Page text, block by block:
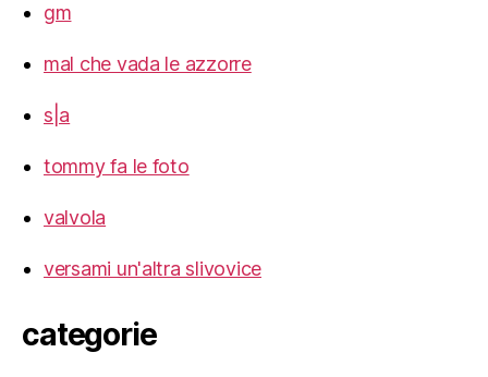
gm
mal che vada le azzorre
s|a
tommy fa le foto
valvola
versami un'altra slivovice
categorie